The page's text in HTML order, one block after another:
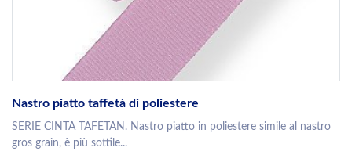
Nastro piatto taffetà di poliestere
SERIE CINTA TAFETAN. Nastro piatto in poliestere simile al nastro
gros grain, è più sottile...